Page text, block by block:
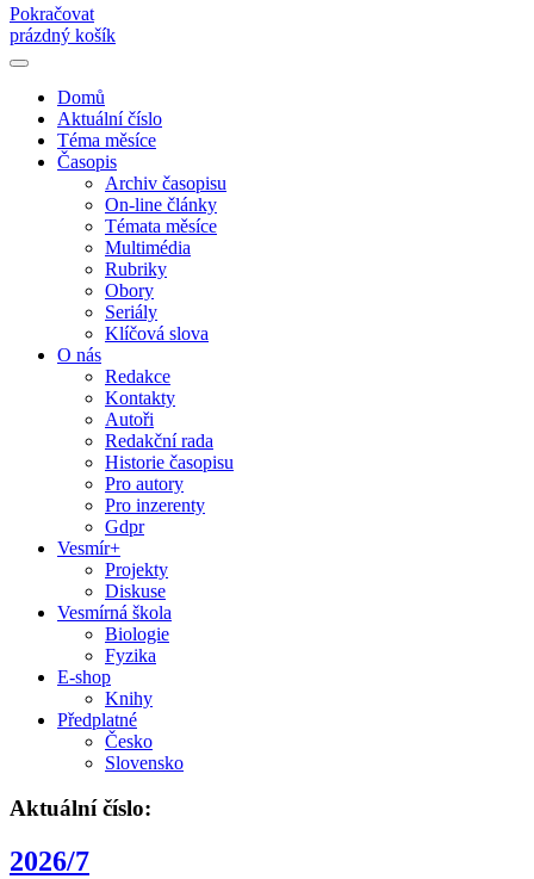
Pokračovat
prázdný košík
Domů
Aktuální číslo
Téma měsíce
Časopis
Archiv časopisu
On-line články
Témata měsíce
Multimédia
Rubriky
Obory
Seriály
Klíčová slova
O nás
Redakce
Kontakty
Autoři
Redakční rada
Historie časopisu
Pro autory
Pro inzerenty
Gdpr
Vesmír+
Projekty
Diskuse
Vesmírná škola
Biologie
Fyzika
E-shop
Knihy
Předplatné
Česko
Slovensko
Aktuální číslo:
2026/7